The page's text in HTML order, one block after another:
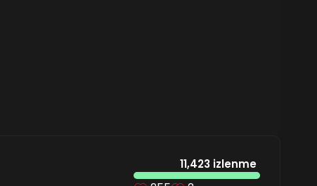
11,423 izlenme